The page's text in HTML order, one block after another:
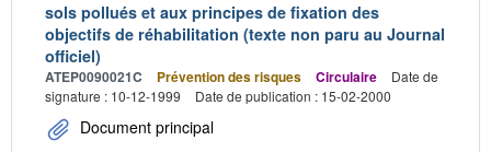
sols pollués et aux principes de fixation des
objectifs de réhabilitation (texte non paru au Journal
officiel)
ATEP0090021C Prévention des risques Circulaire
Date de
signature : 10-12-1999
Date de publication : 15-02-2000
Document principal